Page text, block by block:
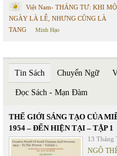
Việt Nam- THÁNG TƯ: KHI
NGÀY LÀ LỄ, NHƯNG CŨNG LÀ
TANG
Minh Hạo
Tin Sách Chuyển Ngữ
Đọc Sách - Mạn Đàm
THẾ GIỚI SÁNG TẠO CỦA
1954 – ĐẾN HIỆN TẠI – TẬP 1
13 Tháng
NGÔ